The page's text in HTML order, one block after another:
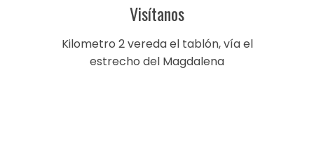
Visítanos
Kilometro 2 vereda el tablón, vía el
estrecho del Magdalena